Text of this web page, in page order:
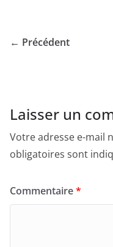
← Précédent
Laisser un
Votre adresse e-mail
obligatoires sont
Commentaire*